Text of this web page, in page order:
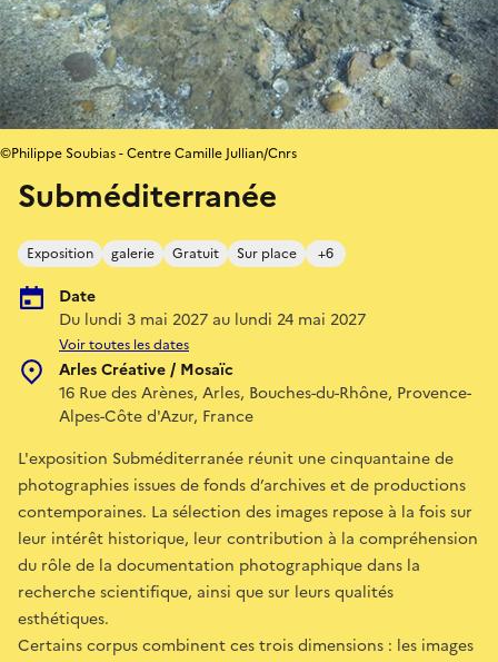
Subméditerranée
Exposition galerie Gratuit Sur place +6
Date
Du lundi 3 mai 2027 au lundi 24 mai 2027
Voir toutes les dates
Arles Créative / Mosaïc
16 Rue des Arènes, Arles, Bouches-du-Rhône, Provence-
Alpes-Côte d'Azur, France
©Philippe Soubias - Centre Camille Jullian/Cnrs
L'exposition Subméditerranée réunit une cinquantaine de
photographies issues de fonds d’archives et de productions
contemporaines. La sélection des images repose à la fois sur
leur intérêt historique, leur contribution à la compréhension
du rôle de la documentation photographique dans la
recherche scientifique, ainsi que sur leurs qualités
esthétiques.
Certains corpus combinent ces trois dimensions : les images